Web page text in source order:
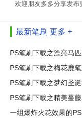
欢迎朋友多多分享发布
最新笔刷 更多 +
PS笔刷下载之漂亮马
PS笔刷下载之梅花鹿
PS笔刷下载之梦幻圣
PS笔刷下载之精美蔓
一组爆炸火花效果的